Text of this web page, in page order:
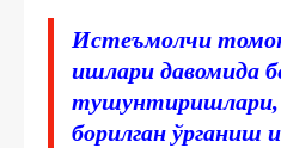
Истеъмолчи
ишлари давомида
тушунтиришлари,
борилган ўрганиш